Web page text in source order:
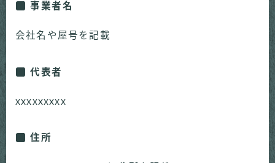
事業者名
会社名や屋号を記載
代表者
xxxxxxxxx
住所